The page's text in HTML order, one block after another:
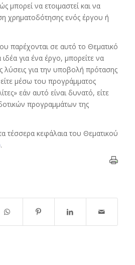
μπορεί να ετοιμαστεί και να
χρηματοδότησης ενός έργου ή
παρέχονται σε αυτό το Θεματικό
για ένα έργο, μπορείτε να
λύσεις για την υποβολή πρότασης
μέσω του προγράμματος
εάν αυτό είναι δυνατό, είτε
προγραμμάτων της
τέσσερα κεφάλαια του Θεματικού
.